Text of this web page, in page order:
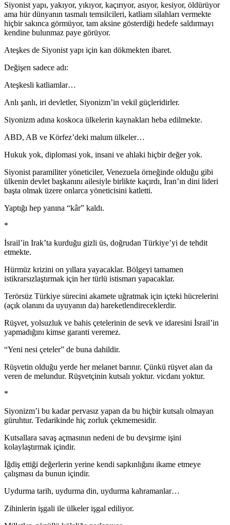
Siyonist yapı, yakıyor, yıkıyor, kaçırıyor, asıyor, kesiyor, öldürüyor
ama hür dünyanın tasmalı temsilcileri, katliam silahları vermekte
hiçbir sakınca görmüyor, tam aksine gösterdiği hedefe saldırmayı
kendine bulunmaz paye görüyor.
Ateşkes de Siyonist yapı için kan dökmekten ibaret.
Değişen sadece adı:
Ateşkesli katliamlar…
Anlı şanlı, iri devletler, Siyonizm’in vekil güçleridirler.
Siyonizm adına koskoca ülkelerin kaynakları heba edilmekte.
ABD, AB ve Körfez’deki malum ülkeler…
Hukuk yok, diplomasi yok, insani ve ahlaki hiçbir değer yok.
Siyonist paramiliter yöneticiler, Venezuela örneğinde olduğu gibi
ülkenin devlet başkanını ailesiyle birlikte kaçırdı, İran’ın dini lideri
başta olmak üzere onlarca yöneticisini katletti.
Yaptığı hep yanına “kâr” kaldı.
*
İsrail’in Irak’ta kurduğu gizli üs, doğrudan Türkiye’yi de tehdit
etmekte.
Hürmüz krizini on yıllara yayacaklar. Bölgeyi tamamen
istikrarsızlaştırmak için her türlü istismarı yapacaklar.
Terörsüz Türkiye sürecini akamete uğratmak için içteki hücrelerini
(açık olanını da uyuyanın da) hareketlendireceklerdir.
Rüşvet, yolsuzluk ve bahis çetelerinin de sevk ve idaresini İsrail’in
yapmadığını kimse garanti veremez.
“Yeni nesi çeteler” de buna dahildir.
Rüşvetin olduğu yerde her melanet barınır. Çünkü rüşvet alan da
veren de melundur. Rüşvetçinin kutsalı yoktur. vicdanı yoktur.
*
Siyonizm’i bu kadar pervasız yapan da bu hiçbir kutsalı olmayan
güruhtur. Tedarikinde hiç zorluk çekmemesidir.
Kutsallara savaş açmasının nedeni de bu devşirme işini
kolaylaştırmak içindir.
İğdiş ettiği değerlerin yerine kendi sapkınlığını ikame etmeye
çalışması da bunun içindir.
Uydurma tarih, uydurma din, uydurma kahramanlar…
Zihinlerin işgali ile ülkeler işgal ediliyor.